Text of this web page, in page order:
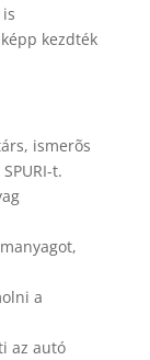
kezdték
ismerõs
t.
a
az autó